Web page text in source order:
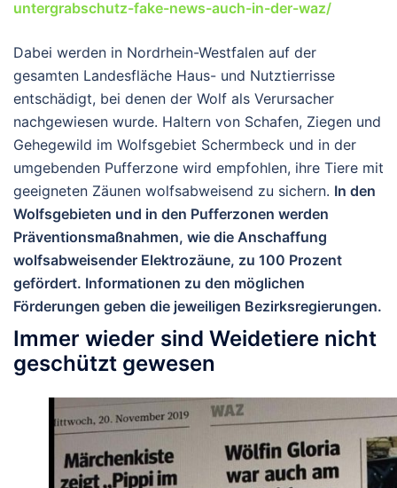
untergrabschutz-fake-news-auch-in-der-waz/
Dabei werden in Nordrhein-Westfalen auf der
gesamten Landesfläche Haus- und Nutztierrisse
entschädigt, bei denen der Wolf als Verursacher
nachgewiesen wurde. Haltern von Schafen, Ziegen und
Gehegewild im Wolfsgebiet Schermbeck und in der
umgebenden Pufferzone wird empfohlen, ihre Tiere mit
geeigneten Zäunen wolfsabweisend zu sichern. In den
Wolfsgebieten und in den Pufferzonen werden
Präventionsmaßnahmen, wie die Anschaffung
wolfsabweisender Elektrozäune, zu 100 Prozent
gefördert. Informationen zu den möglichen
Förderungen geben die jeweiligen Bezirksregierungen.
Immer wieder sind Weidetiere nicht
geschützt gewesen